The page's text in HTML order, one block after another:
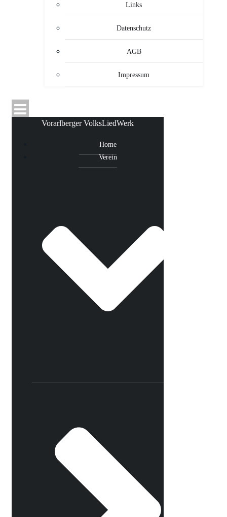
Links
Datenschutz
AGB
Impressum
Vorarlberger VolksLiedWerk
Home
Verein